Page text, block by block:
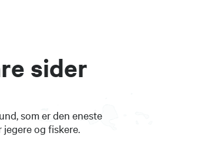
sider
som er den eneste
og fiskere.